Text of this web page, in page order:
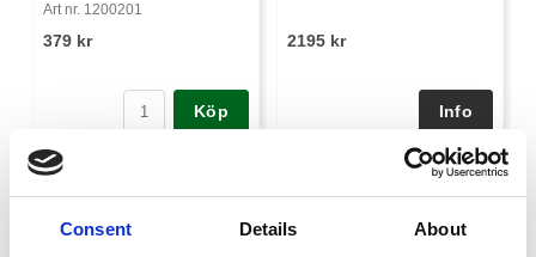
Consent Details About
Art nr. 1200201
379 kr
Köp
2195 kr